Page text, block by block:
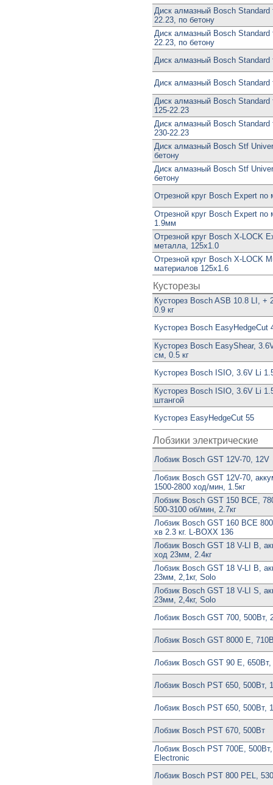
Диск алмазный Bosch Standard
22.23, по бетону
Диск алмазный Bosch Standard
22.23, по бетону
Диск алмазный Bosch Standard
Диск алмазный Bosch Standard
Диск алмазный Bosch Standard
125-22.23
Диск алмазный Bosch Standard
230-22.23
Диск алмазный Bosch Stf
бетону
Диск алмазный Bosch Stf
бетону
Отрезной круг Bosch Expert
Отрезной круг Bosch Expert по
1.9мм
Отрезной круг Bosch X-LOCK
металла, 125x1.0
Отрезной круг Bosch X-LOCK
материалов 125x1.6
Кусторезы
Кусторез Bosch ASB 10.8 LI, +
0.9 кг
Кусторез Bosch EasyHedgeCut
Кусторез Bosch EasyShear,
см, 0.5 кг
Кусторез Bosch ISIO, 3.6V Li
Кусторез Bosch ISIO, 3.6V Li
штангой
Кусторез EasyHedgeCut 55
Лобзики электрические
Лобзик Bosch GST 12V-70, 12V
Лобзик Bosch GST 12V-70,
1500-2800 ход/мин, 1.5кг
Лобзик Bosch GST 150 BCE,
500-3100 об/мин, 2.7кг
Лобзик Bosch GST 160 BCE
хв 2.3 кг. L-BOXX 136
Лобзик Bosch GST 18 V-LI B,
ход 23мм, 2.4кг
Лобзик Bosch GST 18 V-LI B,
23мм, 2,1кг, Solo
Лобзик Bosch GST 18 V-LI S,
23мм, 2,4кг, Solo
Лобзик Bosch GST 700, 500Вт,
Лобзик Bosch GST 8000 E,
Лобзик Bosch GST 90 E, 650Вт,
Лобзик Bosch PST 650, 500Вт,
Лобзик Bosch PST 650, 500Вт,
Лобзик Bosch PST 670, 500Вт
Лобзик Bosch PST 700E,
Electronic
Лобзик Bosch PST 800 PEL,